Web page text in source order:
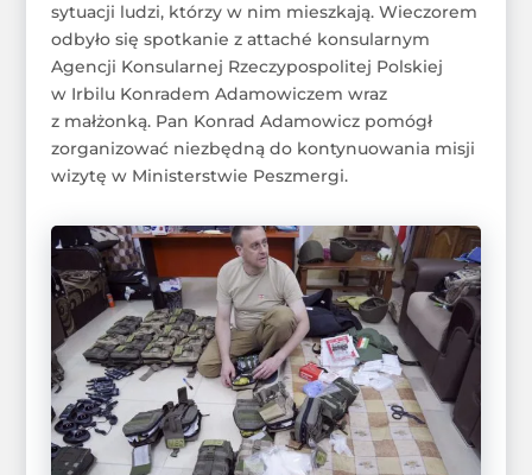
sytuacji ludzi, którzy w nim mieszkają. Wieczorem
odbyło się spotkanie z attaché konsularnym
Agencji Konsularnej Rzeczypospolitej Polskiej
w Irbilu Konradem Adamowiczem wraz
z małżonką. Pan Konrad Adamowicz pomógł
zorganizować niezbędną do kontynuowania misji
wizytę w Ministerstwie Peszmergi.